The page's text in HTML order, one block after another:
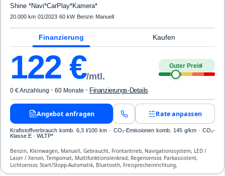
Shine *Navi*CarPlay*Kamera*
20.000 km·01/2023·60 kW· Benzin· Manuell
Finanzierung Kaufen
122 €/mtl.
Guter Preis4
0 € Anzahlung · 60 Monate · Finanzierungs-Details
Angebot anfragen Rate anpassen
Kraftstoffverbrauch komb. 6,3 l/100 km · CO₂-Emissionen komb. 145 g/km · CO₂-
Klasse E · WLTP*
Benzin, Kleinwagen, Manuell, Gebraucht, Frontantrieb, Navigationssystem, LED /
Laser / Xenon, Tempomat, Multifunktionslenkrad, Regensensor, Parkassistent,
Lichtsensor, Start/Stopp-Automatik, Bluetooth, Freisprecheinrichtung,
Verkehrszeichen-Erkennung, ESP, ABS, Klimaautomatik, Front- und Seiten-Airbags